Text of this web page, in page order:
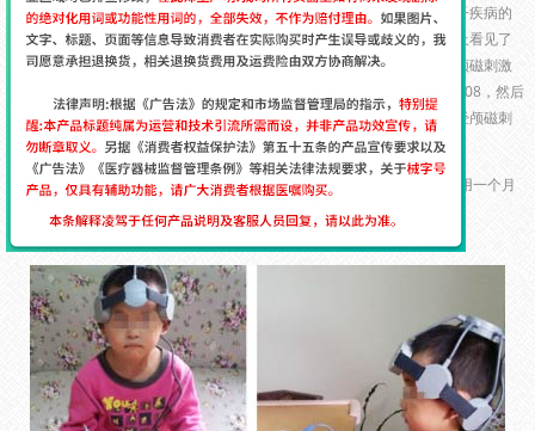
自从孩子患病，姜女士就学会了上网，每天都要在网上寻找关于孩子疾病的
信息，看看还有没有更好的办法可以治疗孩子的病。终于，姜女士在网上看见了
经颅磁刺激仪治疗自闭症的帖子，发现了许多家长的自闭症病儿都是经颅磁刺激
仪治好的，于是怀着试一试的心理添加了经颅磁刺激仪官方微信：zsds508，然后
开始询问客服。通过客服的细心解说，姜女士终于打消疑虑购买了一台经颅磁刺
激仪。
在专业指导老师的指导下，每天使用一次，一次20/min，在坚持使用一个月
的时候，孩子的不说话、又哭又闹的情况明显减少，感觉看见了希望。